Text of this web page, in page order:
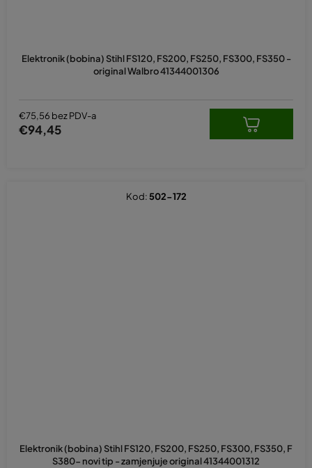
Elektronik (bobina) Stihl FS120, FS200, FS250, FS300, FS350 -
original Walbro 41344001306
€75,56 bez PDV-a
€94,45
Elektronik (bobina) Stihl FS120, FS200, FS250, FS300, FS350, F
S380- novi tip - zamjenjuje original 41344001312
Kod: 502-172